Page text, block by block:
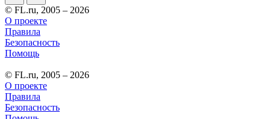
© FL.ru, 2005 – 2026
О проекте
Правила
Безопасность
Помощь
© FL.ru, 2005 – 2026
О проекте
Правила
Безопасность